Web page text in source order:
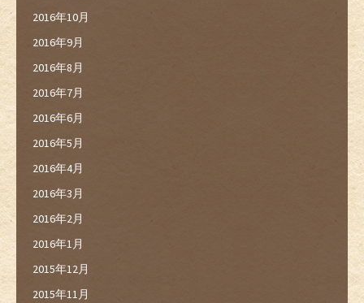
2016年10月
2016年9月
2016年8月
2016年7月
2016年6月
2016年5月
2016年4月
2016年3月
2016年2月
2016年1月
2015年12月
2015年11月